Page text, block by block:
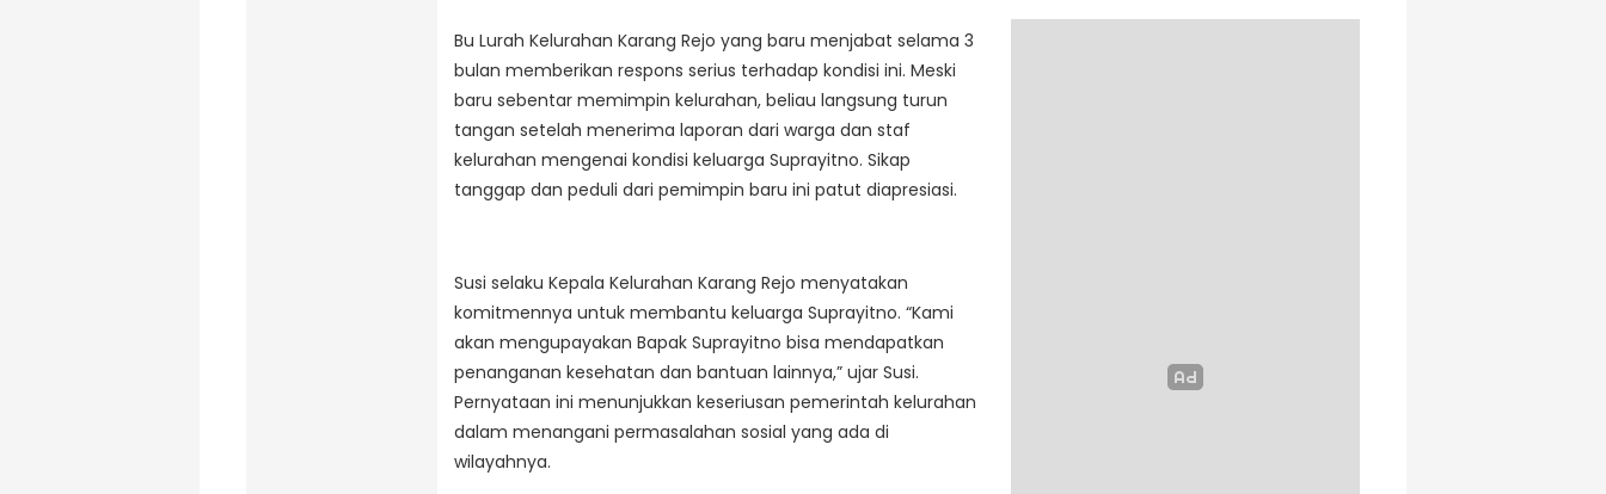
Bu Lurah Kelurahan Karang Rejo yang baru menjabat selama 3
bulan memberikan respons serius terhadap kondisi ini. Meski
baru sebentar memimpin kelurahan, beliau langsung turun
tangan setelah menerima laporan dari warga dan staf
kelurahan mengenai kondisi keluarga Suprayitno. Sikap
tanggap dan peduli dari pemimpin baru ini patut diapresiasi.
Susi selaku Kepala Kelurahan Karang Rejo menyatakan
komitmennya untuk membantu keluarga Suprayitno. “Kami
akan mengupayakan Bapak Suprayitno bisa mendapatkan
penanganan kesehatan dan bantuan lainnya,” ujar Susi.
Pernyataan ini menunjukkan keseriusan pemerintah kelurahan
dalam menangani permasalahan sosial yang ada di
wilayahnya.